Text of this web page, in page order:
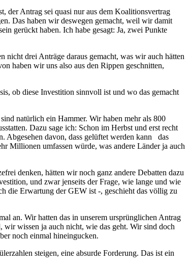
der Antrag sei quasi nur aus dem Koalitionsvertrag
Das haben wir deswegen gemacht, weil wir damit
gerückt haben. Ich habe gesagt: Ja, zwei Punkte
drei Anträge daraus gemacht, was wir auch hätten
haben wir uns also aus den Rippen geschnitten,
ob diese Investition sinnvoll ist und wo das gemacht
natürlich ein Hammer. Wir haben mehr als 800
Dazu sage ich: Schon im Herbst und erst recht
Abgesehen davon, dass gelüftet werden kann das
Millionen umfassen würde, was andere Länder ja auch
denken, hätten wir noch ganz andere Debatten dazu
und zwar jenseits der Frage, wie lange und wie
die Erwartung der GEW ist -, geschieht das völlig zu
an. Wir hatten das in unserem ursprünglichen Antrag
wir wissen ja auch nicht, wie das geht. Wir sind doch
noch einmal hineingucken.
steigen, eine absurde Forderung. Das ist ein